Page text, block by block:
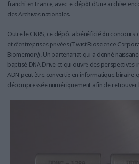
franchi en France, avec le dépôt d’une archive
des Archives nationales.
Outre le CNRS, ce dépôt a bénéficié du concours
et d’entreprises privées (Twist Bioscience
Biomemory). Un partenariat qui a donné
baptisé DNA Drive et qui ouvre des perspectives
ADN peut être convertie en informatique binaire
décompressée numériquement afin de retrouver